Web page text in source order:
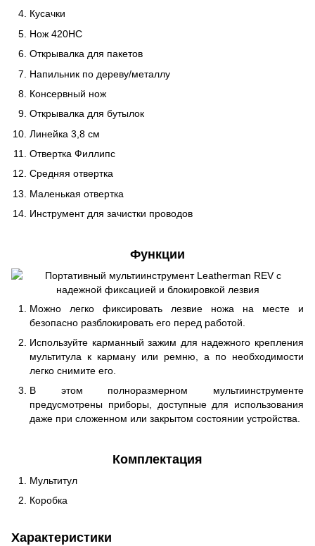
Кусачки
Нож 420HC
Открывалка для пакетов
Напильник по дереву/металлу
Консервный нож
Открывалка для бутылок
Линейка 3,8 см
Отвертка Филлипс
Средняя отвертка
Маленькая отвертка
Инструмент для зачистки проводов
Функции
Можно легко фиксировать лезвие ножа на месте и
безопасно разблокировать его перед работой.
Используйте карманный зажим для надежного крепления
мультитула к карману или ремню, а по необходимости
легко снимите его.
В этом полноразмерном мультиинструменте
предусмотрены приборы, доступные для использования
даже при сложенном или закрытом состоянии устройства.
Комплектация
Мультитул
Коробка
Характеристики